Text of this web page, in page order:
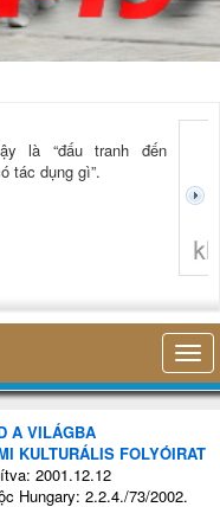
là “đấu tranh đến
tác dụng gì”.
A VILÁGBA
KULTURÁLIS FOLYÓIRAT
2001.12.12
Hungary: 2.2.4./73/2002.